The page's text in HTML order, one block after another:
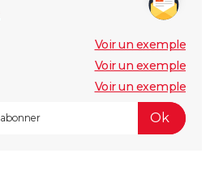
Voir un exemple
Voir un exemple
Voir un exemple